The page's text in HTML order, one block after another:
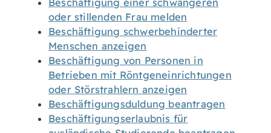
Beschäftigung einer schwangeren
oder stillenden Frau melden
Beschäftigung schwerbehinderter
Menschen anzeigen
Beschäftigung von Personen in
Betrieben mit Röntgeneinrichtungen
oder Störstrahlern anzeigen
Beschäftigungsduldung beantragen
Beschäftigungserlaubnis für